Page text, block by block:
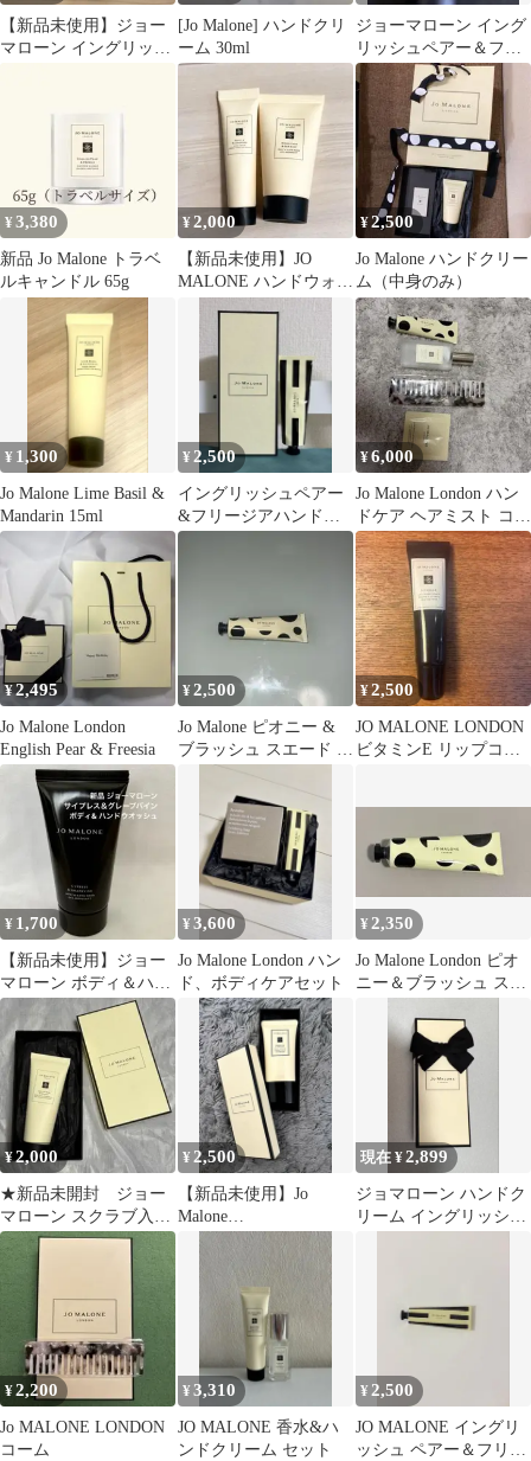
【新品未使用】ジョー
マローン イングリッシ
[Jo Malone] ハンドクリ
ーム 30ml
ジョーマローン イング
リッシュペアー＆フリ
ージア ボディ＆ハンド
ローション 新品
¥3,380
新品 Jo Malone トラベ
ルキャンドル 65g
¥2,000
【新品未使用】JO
MALONE ハンドウォッ
シュ＆ハンドクリーム
¥2,500
Jo Malone ハンドクリー
ム（中身のみ）
¥ 1,300
Jo Malone Lime Basil &
Mandarin 15ml
¥ 2,500
イングリッシュペアー
&フリージアハンドク
リーム
¥6,000
Jo Malone London ハン
ドケア ヘアミスト コー
ム セット
¥2,495
Jo Malone London
English Pear & Freesia
¥2,500
Jo Malone ピオニー &
ブラッシュ スエード ハ
¥2,500
JO MALONE LONDON
ビタミンE リップコン
¥ 1,700
【新品未使用】ジョー
マローン ボディ＆ハン
ドウォッシュ
¥3,600
Jo Malone London ハン
ド、ボディケアセット
¥ 2,350
Jo Malone London ピオ
ニー＆ブラッシュ スエ
¥2,000
★新品未開封 ジョー
マローン スクラブ入り
ボディ洗浄料
¥ 2,500
【新品未使用】Jo
Malone
Geranium&Walnut ハン
現在 ¥2,899
ジョマローン ハンドク
リーム イングリッシュ
¥2,200
Jo MALONE LONDON
コーム
¥3,310
JO MALONE 香水&ハ
ンドクリーム セット
¥2,500
JO MALONE イングリ
ッシュ ペアー＆フリー